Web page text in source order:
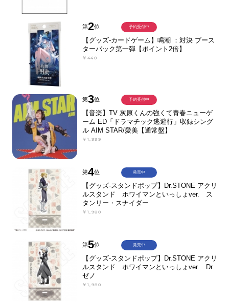
第2位
【グッズ-カードゲーム】鳴潮 ：対決 ブース
ターパック第一弾【ポイント2倍】
￥440
予約受付中
第3位
【音楽】TV 灰原くんの強くて青春ニューゲ
ーム ED「ドラマチック逃避行」収録シング
ル AIM STAR/愛美【通常盤】
￥1,999
予約受付中
第4位
【グッズ-スタンドポップ】Dr.STONE アクリ
ルスタンド ホワイマンといっしょver. ス
タンリー・スナイダー
￥1,980
発売中
第5位
【グッズ-スタンドポップ】Dr.STONE アクリ
ルスタンド ホワイマンといっしょver. Dr.
ゼノ
￥1,980
発売中